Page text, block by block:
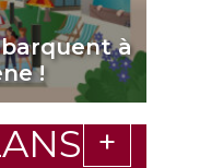
à
!